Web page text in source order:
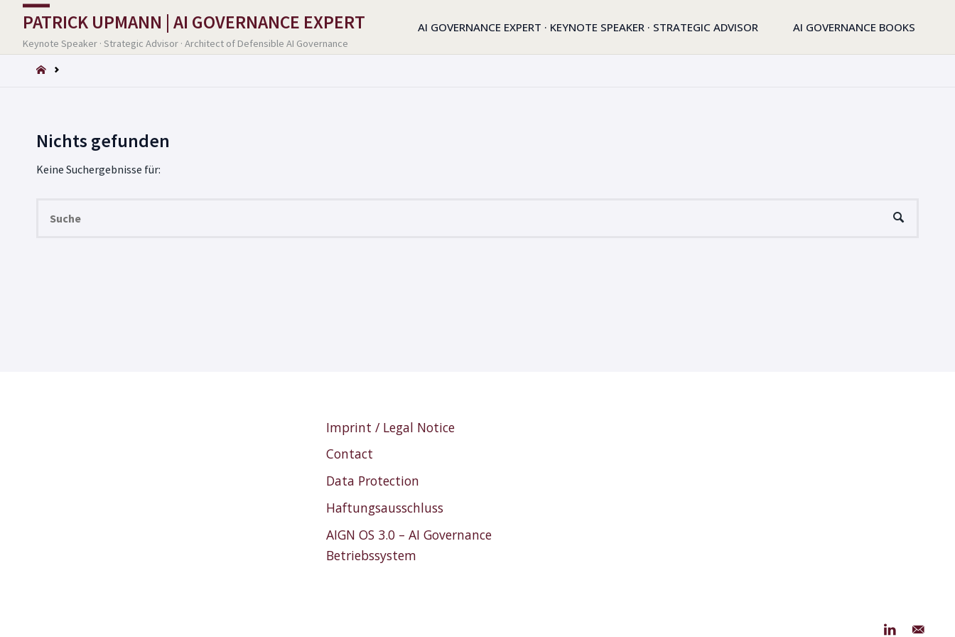
PATRICK UPMANN | AI GOVERNANCE EXPERT
Keynote Speaker · Strategic Advisor · Architect of Defensible AI Governance
Inhalt
AI GOVERNANCE EXPERT · KEYNOTE SPEAKER · STRATEGIC ADVISOR AI GOVERNANCE BOOKS
START
Nichts gefunden
Keine Suchergebnisse für:
SUCHE
Imprint / Legal Notice
Contact
Data Protection
Haftungsausschluss
AIGN OS 3.0 – AI Governance
Betriebssystem